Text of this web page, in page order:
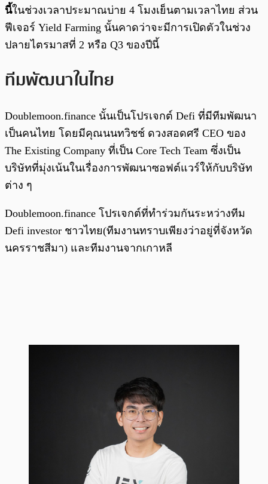
นี้ในช่วงเวลาประมาณบ่าย 4 โมงเย็นตามเวลาไทย ส่วน
ฟีเจอร์ Yield Farming นั้นคาดว่าจะมีการเปิดตัวในช่วง
ปลายไตรมาสที่ 2 หรือ Q3 ของปีนี้
ทีมพัฒนาในไทย
Doublemoon.finance นั้นเป็นโปรเจกต์ Defi ที่มีทีมพัฒนา
เป็นคนไทย โดยมีคุณนนทวิชช์ ดวงสอดศรี CEO ของ
The Existing Company ที่เป็น Core Tech Team ซึ่งเป็น
บริษัทที่มุ่งเน้นในเรื่องการพัฒนาซอฟต์แวร์ให้กับบริษัท
ต่าง ๆ
Doublemoon.finance โปรเจกต์ที่ทำร่วมกันระหว่างทีม
Defi investor ชาวไทย(ทีมงานทราบเพียงว่าอยู่ที่จังหวัด
นครราชสีมา) และทีมงานจากเกาหลี